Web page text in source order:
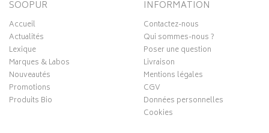
SOOPUR
Accueil
Actualités
Lexique
Marques & Labos
Nouveautés
Promotions
Produits Bio
INFORMATION
Contactez-nous
Qui sommes-nous ?
Poser une question
Livraison
Mentions légales
CGV
Données personnelles
Cookies